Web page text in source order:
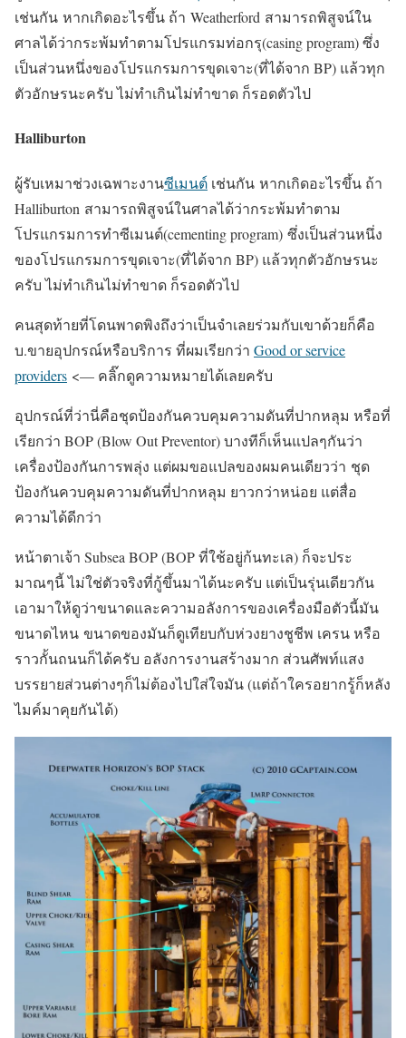
เช่นกัน หากเกิดอะไรขึ้น ถ้า Weatherford สามารถพิสูจน์ใน
ศาลได้ว่ากระพ้มทำตามโปรแกรมท่อกรุ(casing program) ซึ่ง
เป็นส่วนหนึ่งของโปรแกรมการขุดเจาะ(ที่ได้จาก BP) แล้วทุก
ตัวอักษรนะครับ ไม่ทำเกินไม่ทำขาด ก็รอดตัวไป
Halliburton
ผู้รับเหมาช่วงเฉพาะงานซีเมนต์ เช่นกัน หากเกิดอะไรขึ้น ถ้า
Halliburton สามารถพิสูจน์ในศาลได้ว่ากระพ้มทำตาม
โปรแกรมการทำซีเมนต์(cementing program) ซึ่งเป็นส่วนหนึ่ง
ของโปรแกรมการขุดเจาะ(ที่ได้จาก BP) แล้วทุกตัวอักษรนะ
ครับ ไม่ทำเกินไม่ทำขาด ก็รอดตัวไป
คนสุดท้ายที่โดนพาดพิงถึงว่าเป็นจำเลยร่วมกับเขาด้วยก็คือ
บ.ขายอุปกรณ์หรือบริการ ที่ผมเรียกว่า Good or service
providers <— คลิ๊กดูความหมายได้เลยครับ
อุปกรณ์ที่ว่านี่คือชุดป้องกันควบคุมความดันที่ปากหลุม หรือที่
เรียกว่า BOP (Blow Out Preventor) บางทีก็เห็นแปลๆกันว่า
เครื่องป้องกันการพลุ่ง แต่ผมขอแปลของผมคนเดียวว่า ชุด
ป้องกันควบคุมความดันที่ปากหลุม ยาวกว่าหน่อย แต่สื่อ
ความได้ดีกว่า
หน้าตาเจ้า Subsea BOP (BOP ที่ใช้อยู่ก้นทะเล) ก็จะประ
มาณๆนี้ ไม่ใช่ตัวจริงที่กู้ขึ้นมาได้นะครับ แต่เป็นรุ่นเดียวกัน
เอามาให้ดูว่าขนาดและความอลังการของเครื่องมือตัวนี้มัน
ขนาดไหน ขนาดของมันก็ดูเทียบกับห่วงยางชูชีพ เครน หรือ
ราวกั้นถนนก็ได้ครับ อลังการงานสร้างมาก ส่วนศัพท์แสง
บรรยายส่วนต่างๆก็ไม่ต้องไปใส่ใจมัน (แต่ถ้าใครอยากรู้ก็หลัง
ไมค์มาคุยกันได้)